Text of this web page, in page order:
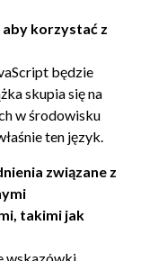
tą książką? 49
kodu 49
kodu 50
aby korzystać z
będzie
skupia się na
w środowisku
ten język.
związane z
takimi jak
wskazówki